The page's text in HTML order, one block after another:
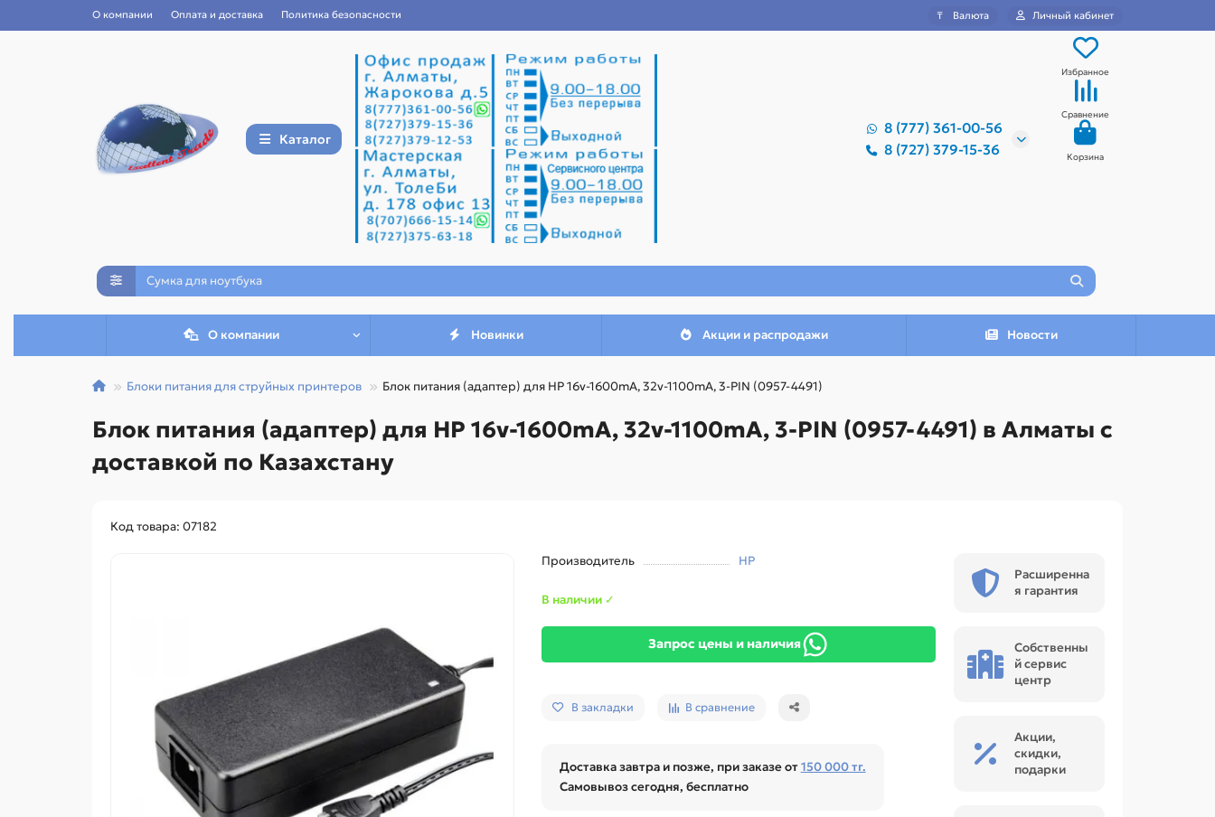
О компании Оплата и доставка Политика безопасности ₸ Валюта Личный кабинет
Каталог
8 (777) 361-00-56
8 (727) 379-15-36
Избранное
Сравнение
Корзина
О компании Новинки Акции и распродажи Новости
Блоки питания для струйных принтеров Блок питания (адаптер) для HP 16v-1600mA, 32v-1100mA, 3-PIN (0957-4491)
Блок питания (адаптер) для HP 16v-1600mA, 32v-1100mA, 3-PIN (0957-4491) в Алматы с
доставкой по Казахстану
Код товара: 07182
Производитель HP
В наличии ✓
Запрос цены и наличия
В закладки В сравнение
Доставка завтра и позже, при заказе от150 000 тг.
Самовывоз сегодня, бесплатно
Расширенна
я гарантия
Собственны
й сервис
центр
Акции,
скидки,
подарки